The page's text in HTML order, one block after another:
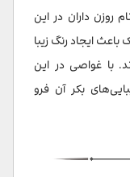
روزن داران در این
ایجاد رنگ زیبا
با غواصی در این
بکر آن فرو